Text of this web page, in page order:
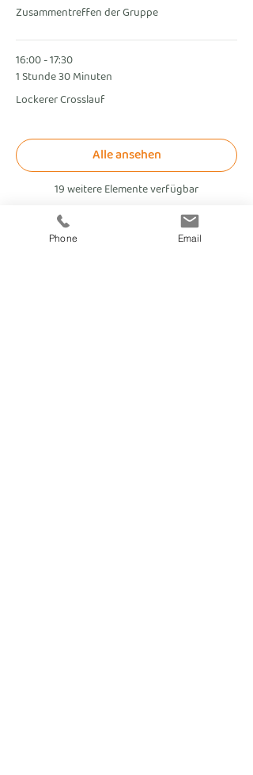
Zusammentreffen der Gruppe
16:00 - 17:30
1 Stunde 30 Minuten
Lockerer Crosslauf
19 weitere Elemente verfügbar
Alle ansehen
Phone Email